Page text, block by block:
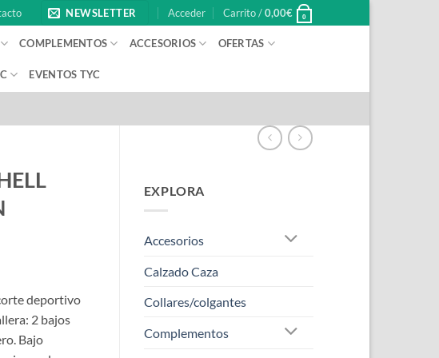
NEWSLETTER Acceder Carrito /0,00€ 0
COMPLEMENTOS ACCESORIOS OFERTAS
EVENTOS TYC
EXPLORA
Accesorios
Calzado Caza
Collares/colgantes
Complementos
deportivo
2 bajos
Bajo